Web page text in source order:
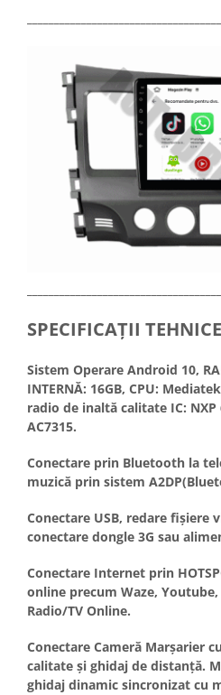
Camere înregistrare trafic
Accesorii multimedia
Conectică Auto
Conectică Auto
Conectică BMW
Conectică Volkswagen
Conectică Mercedes Benz
Conectică Ford
Conectică Opel
Conectică Chevrolet
Conectică Renault
SPECIFICAȚII TEHNICE
Sistem Operare Android 10,
INTERNĂ: 16GB, CPU:
radio de inaltă calitate IC:
AC7315.
Conectare prin Bluetooth la
muzică prin sistem
Conectare USB, redare fișiere
conectare dongle 3G sau
Conectare Internet prin
online precum Waze,
Radio/TV Online.
Conectare Cameră Marșarier
calitate și ghidaj de distanță.
ghidaj dinamic sincronizat cu